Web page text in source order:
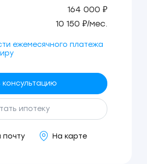
164 000 ₽
10 150 ₽/мес.
ежемесячного платежа
консультацию
ипотеку
почту На карте